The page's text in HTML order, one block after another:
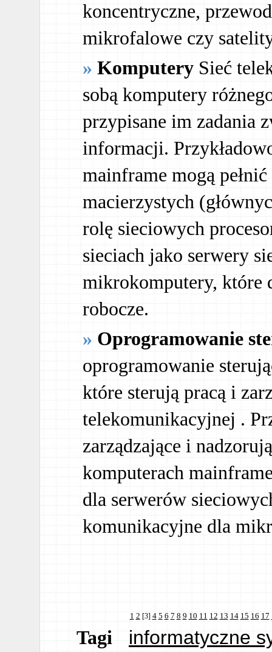
koncentryczne,
mikrofalowe czy
Komputery Sieć
sobą komputery
przypisane im zadania
informacji.
mainframe mogą
macierzystych
rolę sieciowych
sieciach jako serwery
mikrokomputery, które
robocze.
Oprogramowanie
oprogramowanie
które sterują pracą i
telekomunikacyjnej .
zarządzające i
komputerach
dla serwerów
komunikacyjne dla
1 2 [3] 4 5 6 7 8 9 10 11 12 13 14 15 16 17
Tagi
informatyczne